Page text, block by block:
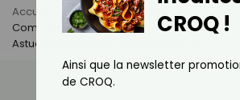
Accueil Actus
Bien-Être
Comment Rafraîchir Une Bouteille D'eau
Astuces Simples Qui Fonctionnent Vraiment
CROQ !
Ainsi que la newsletter
de CROQ.